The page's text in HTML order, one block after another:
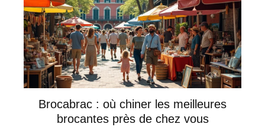
Brocabrac : où chiner les meilleures
brocantes près de chez vous